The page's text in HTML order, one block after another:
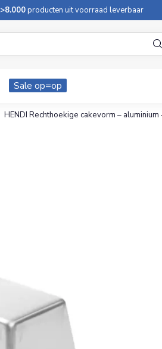
>8.000producten uit voorraad leverbaar
Sale op=op
HENDI Rechthoekige cakevorm –